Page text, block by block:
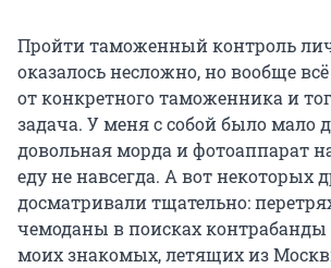
Пройти таможенный контроль
оказалось несложно, но вообще
от конкретного таможенника и
задача. У меня с собой было мало
довольная морда и фотоаппарат
еду не навсегда. А вот некоторых
досматривали тщательно:
чемоданы в поисках
моих знакомых, летящих из